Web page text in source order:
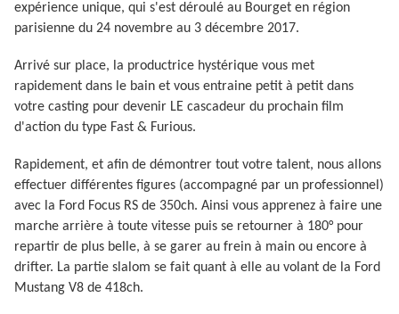
expérience unique, qui s'est déroulé au Bourget en région
parisienne du 24 novembre au 3 décembre 2017.
Arrivé sur place, la productrice hystérique vous met
rapidement dans le bain et vous entraine petit à petit dans
votre casting pour devenir LE cascadeur du prochain film
d'action du type Fast & Furious.
Rapidement, et afin de démontrer tout votre talent, nous allons
effectuer différentes figures (accompagné par un professionnel)
avec la Ford Focus RS de 350ch. Ainsi vous apprenez à faire une
marche arrière à toute vitesse puis se retourner à 180° pour
repartir de plus belle, à se garer au frein à main ou encore à
drifter. La partie slalom se fait quant à elle au volant de la Ford
Mustang V8 de 418ch.